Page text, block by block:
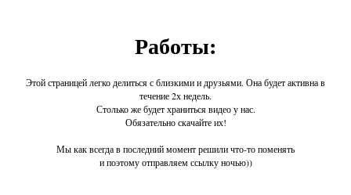
Работы:
Этой страницей легко делиться с близкими и друзьями. Она будет активна в
течение 2х недель.
Столько же будет храниться видео у нас.
Обязательно скачайте их!
Мы как всегда в последний момент решили что-то поменять
и поэтому отправляем ссылку ночью))